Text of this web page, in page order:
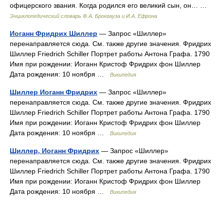
офицерского звания. Когда родился его великий сын, он… …
Энциклопедический словарь Ф.А. Брокгауза и И.А. Ефрона
Иоганн Фридрих Шиллер — Запрос «Шиллер»
перенаправляется сюда. Cм. также другие значения. Фридрих
Шиллер Friedrich Schiller Портрет работы Антона Графа. 1790
Имя при рождении: Иоганн Кристоф Фридрих фон Шиллер
Дата рождения: 10 ноября …
Википедия
Шиллер Иоганн Фридрих — Запрос «Шиллер»
перенаправляется сюда. Cм. также другие значения. Фридрих
Шиллер Friedrich Schiller Портрет работы Антона Графа. 1790
Имя при рождении: Иоганн Кристоф Фридрих фон Шиллер
Дата рождения: 10 ноября …
Википедия
Шиллер, Иоганн Фридрих — Запрос «Шиллер»
перенаправляется сюда. Cм. также другие значения. Фридрих
Шиллер Friedrich Schiller Портрет работы Антона Графа. 1790
Имя при рождении: Иоганн Кристоф Фридрих фон Шиллер
Дата рождения: 10 ноября …
Википедия